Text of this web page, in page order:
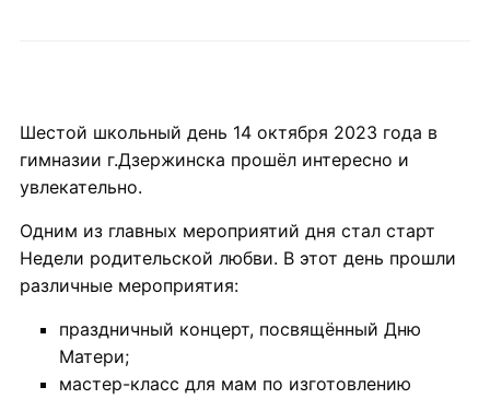
Шестой школьный день 14 октября 2023 года в
гимназии г.Дзержинска прошёл интересно и
увлекательно.
Одним из главных мероприятий дня стал старт
Недели родительской любви. В этот день прошли
различные мероприятия:
праздничный концерт, посвящённый Дню
Матери;
мастер-класс для мам по изготовлению